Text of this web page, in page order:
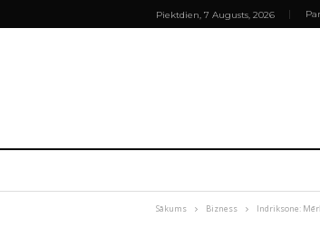
Piektdien, 7 Augusts, 2026
Sākums Bizness Indriksone: